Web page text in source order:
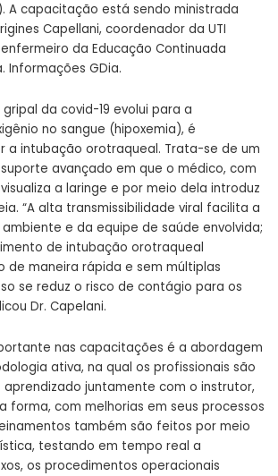
A capacitação está sendo ministrada
Capellani, coordenador da UTI
da Educação Continuada
Informações GDia.
da covid-19 evolui para a
no sangue (hipoxemia), é
a intubação orotraqueal. Trata-se de um
avançado em que o médico, com
a laringe e por meio dela introduz
“A alta transmissibilidade viral facilita a
e da equipe de saúde envolvida;
de intubação orotraqueal
de maneira rápida e sem múltiplas
se reduz o risco de contágio para os
Dr. Capelani.
nas capacitações é a abordagem
ativa, na qual os profissionais são
aprendizado juntamente com o instrutor,
forma, com melhorias em seus processos
também são feitos por meio
testando em tempo real a
os procedimentos operacionais